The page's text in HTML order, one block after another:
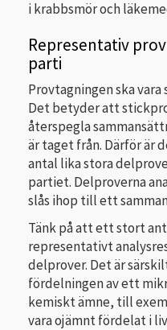
i krabbsmör och
Representativ
parti
Provtagningen ska
Det betyder att
återspegla
är taget från. Därför är
antal lika stora
partiet. Delproverna
slås ihop till ett
Tänk på att ett stort
representativt
delprover. Det är
fördelningen av ett
kemiskt ämne, till
vara ojämnt fördelat i